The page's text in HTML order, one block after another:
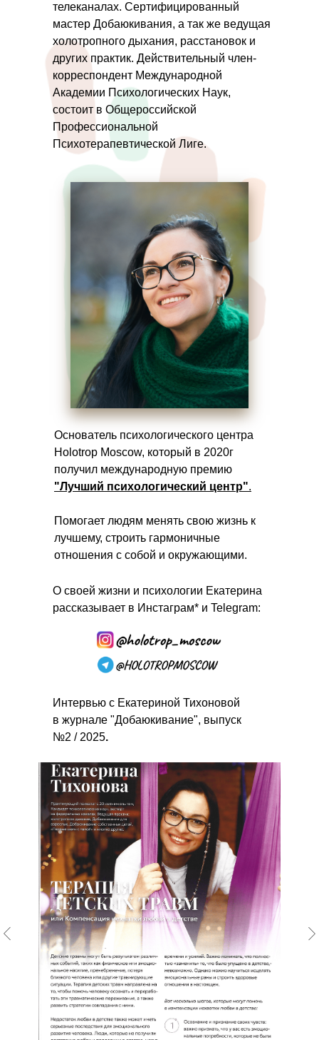
О своей жизни и психологии Екатерина
рассказывает в Инстаграм* и Telegram:
телеканалах. Сертифицированный
мастер Добаюкивания, а так же ведущая
холотропного дыхания, расстановок и
других практик. Действительный член-
корреспондент Международной
Академии Психологических Наук,
состоит в Общероссийской
Профессиональной
Психотерапевтической Лиге.
Основатель психологического центра
Holotrop Moscow, который в 2020г
получил международную премию
"Лучший психологический центр".
Помогает людям менять свою жизнь к
лучшему, строить гармоничные
отношения с собой и окружающими.
Интервью с Екатериной Тихоновой
в журнале "Добаюкивание", выпуск
№2 / 2025.